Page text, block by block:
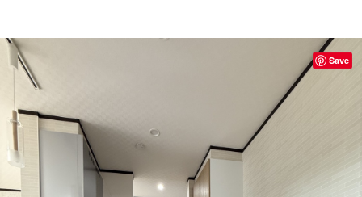
Save